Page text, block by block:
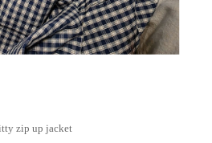
zip up jacket